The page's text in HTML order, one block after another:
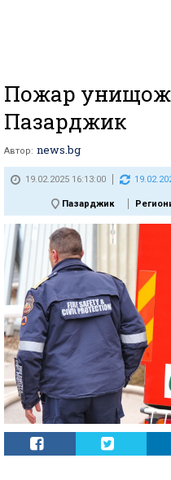
Пожар
Пазарджик
Автор: news.bg
19.02.2025 16:13:00
Пазарджик